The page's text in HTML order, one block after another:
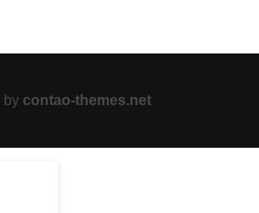
by contao-themes.net